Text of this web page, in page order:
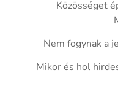
Közösséget
Nem fogynak a
Mikor és hol